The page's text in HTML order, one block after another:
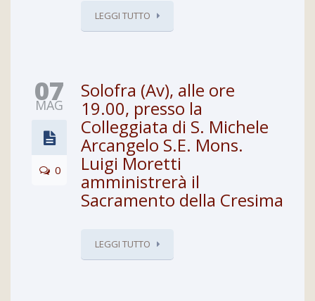
LEGGI TUTTO
07
MAG
0
Solofra (Av), alle ore
19.00, presso la
Colleggiata di S. Michele
Arcangelo S.E. Mons.
Luigi Moretti
amministrerà il
Sacramento della Cresima
LEGGI TUTTO